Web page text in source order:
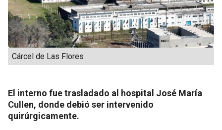
Cárcel de Las Flores
El interno fue trasladado al hospital José María
Cullen, donde debió ser intervenido
quirúrgicamente.